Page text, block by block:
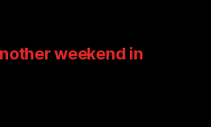
weekend in